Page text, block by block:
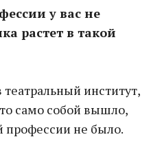
у вас не
растет в такой
институт,
само собой вышло,
профессии не было.